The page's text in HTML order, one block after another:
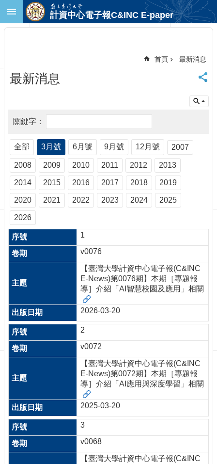
跳到主要內容區塊
首
頁
首
計
中
首
頁
聯
絡
資
訊
訂
閱/
取
消
站
覽
最
新
消
息
關
們
出
版
刊
物
計資中心電子報C&INC E-paper
首頁 最新消息
最新消息
全部 3月號 6月號 9月號 12月號 2007
2008 2009 2010 2011 2012 2013
2014 2015 2016 2017 2018 2019
2020 2021 2022 2023 2024 2025
2026
1
v0076
【臺灣大學計資中心電子報(C&INC
E-News)第0076期】本期［專題報
導］介紹「AI智慧校園及應用」相關
2026-03-20
2
v0072
【臺灣大學計資中心電子報(C&INC
E-News)第0072期】本期［專題報
導］介紹「AI應用與深度學習」相關
2025-03-20
3
v0068
【臺灣大學計資中心電子報(C&INC